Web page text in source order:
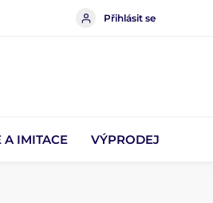
Přihlásit se
A IMITACE VÝPRODEJ